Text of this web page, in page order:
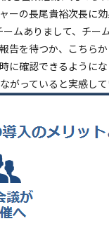
の長尾貴裕次長に
ムありまして、チ
告を待つか、こちら
に確認できるように
がっていると実感して